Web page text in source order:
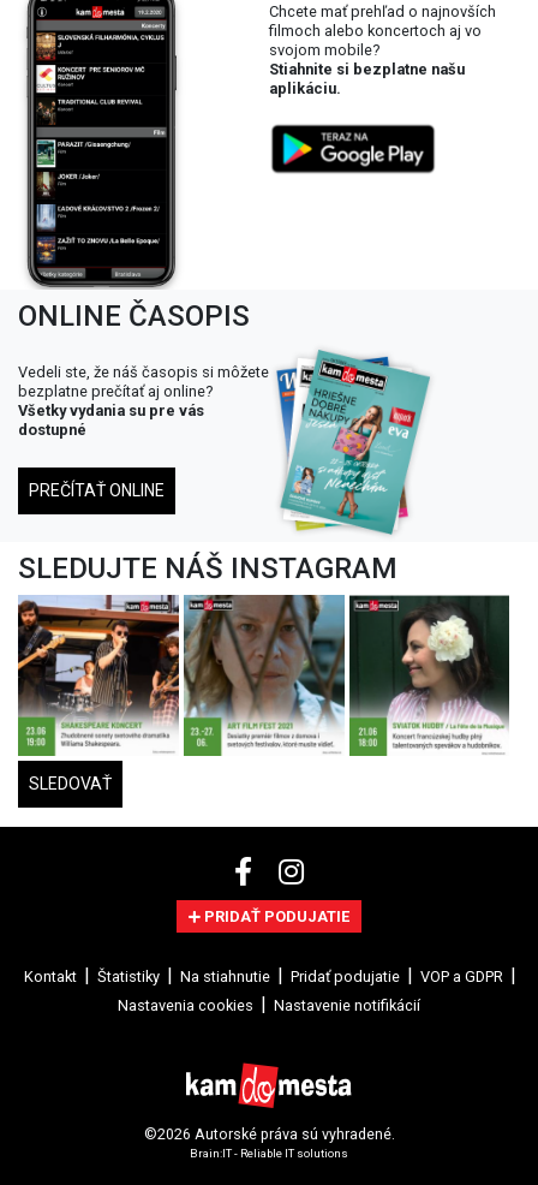
Chcete mať prehľad o najnovších
filmoch alebo koncertoch aj vo
svojom mobile?
Stiahnite si bezplatne našu
aplikáciu.
ONLINE ČASOPIS
Vedeli ste, že náš časopis si môžete
bezplatne prečítať aj online?
Všetky vydania su pre vás
dostupné
PREČÍTAŤ ONLINE
SLEDUJTE NÁŠ INSTAGRAM
SLEDOVAŤ
PRIDAŤ PODUJATIE
Kontakt Štatistiky Na stiahnutie Pridať podujatie
VOP a GDPR
Nastavenia cookies
Nastavenie notifikácií
©2026 Autorské práva sú vyhradené.
Brain:IT - Reliable IT solutions